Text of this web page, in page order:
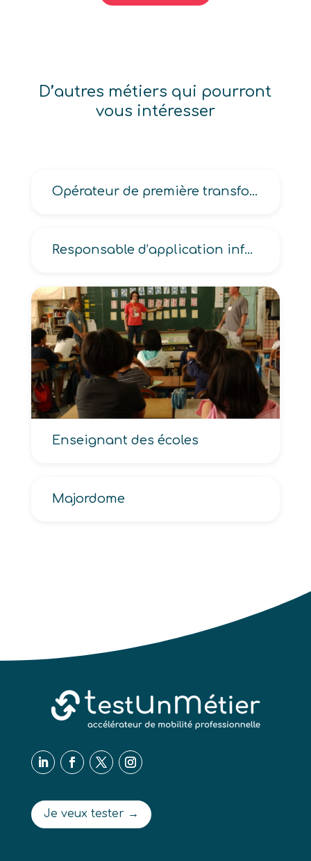
D’autres métiers qui pourront
vous intéresser
Opérateur de première transformation du bois d’oeuvre
Responsable d’application informatique, d’atelier de génie logiciel, de gestion de configuration, de projet informatique
Enseignant des écoles
Majordome
Je veux tester →